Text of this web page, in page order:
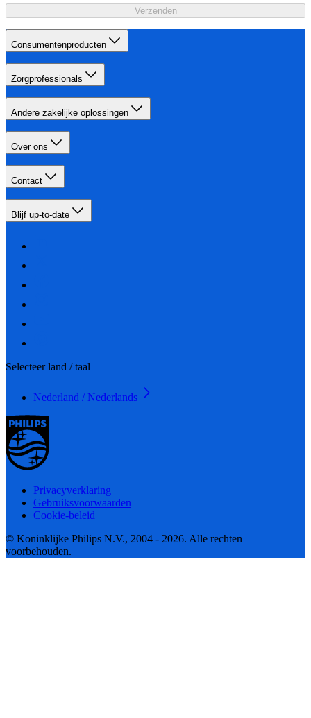
Verzenden
Consumentenproducten
Zorgprofessionals
Andere zakelijke oplossingen
Over ons
Contact
Blijf up-to-date
Selecteer land / taal
Nederland / Nederlands
Privacyverklaring
Gebruiksvoorwaarden
Cookie-beleid
© Koninklijke Philips N.V., 2004 - 2026. Alle rechten
voorbehouden.